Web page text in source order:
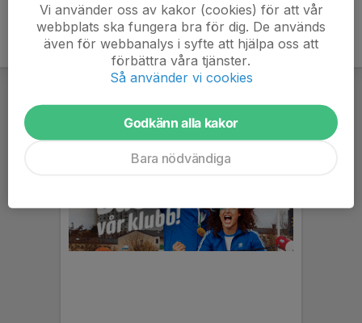
Vi använder oss av kakor (cookies) för att vår
webbplats ska fungera bra för dig. De används
även för webbanalys i syfte att hjälpa oss att
förbättra våra tjänster.
Så använder vi cookies
Godkänn alla kakor
Bara nödvändiga